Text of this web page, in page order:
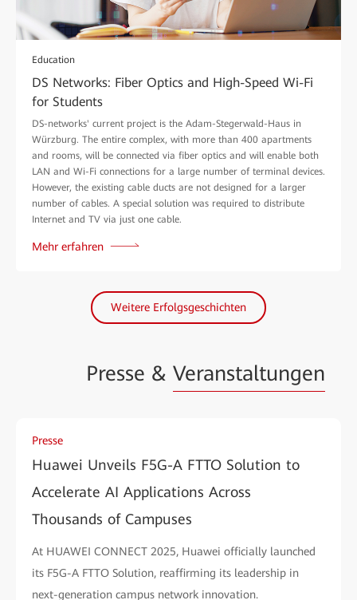
Education
DS Networks: Fiber Optics and High-Speed Wi-Fi
for Students
DS-networks' current project is the Adam-Stegerwald-Haus in
Würzburg. The entire complex, with more than 400 apartments
and rooms, will be connected via fiber optics and will enable both
LAN and Wi-Fi connections for a large number of terminal devices.
However, the existing cable ducts are not designed for a larger
number of cables. A special solution was required to distribute
Internet and TV via just one cable.
Mehr erfahren
Weitere Erfolgsgeschichten
Presse & Veranstaltungen
Presse
Huawei Unveils F5G-A FTTO Solution to
Accelerate AI Applications Across
Thousands of Campuses
At HUAWEI CONNECT 2025, Huawei officially launched
its F5G-A FTTO Solution, reaffirming its leadership in
next-generation campus network innovation.